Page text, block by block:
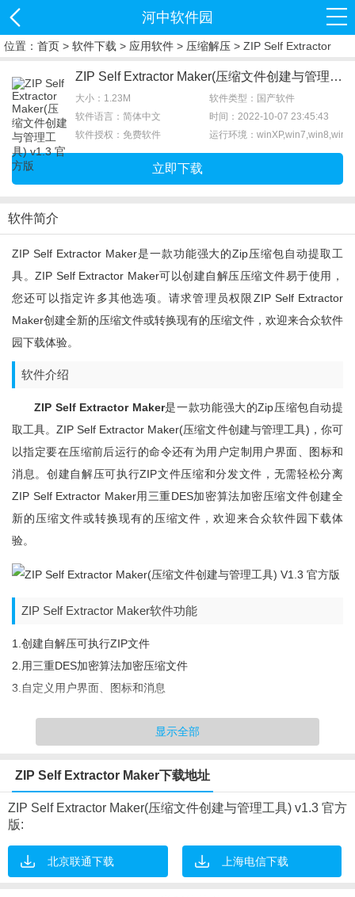
河中软件园
位置： 首页 > 软件下载 > 应用软件 > 压缩解压 > ZIP Self Extractor
ZIP Self Extractor Maker(压缩文件创建与管理工具) v1.3 官方版
大小：1.23M
软件类型：国产软件
软件语言：简体中文
时间：2022-10-07 23:45:43
软件授权：免费软件
运行环境：
立即下载
软件简介
ZIP Self Extractor Maker是一款功能强大的zip压缩包自动提取工
具。ZIP Self Extractor Maker可以创建自解压压缩文件易于使用，
您还可以指定许多其他选项。请求管理员权限ZIP Self Extractor
Maker创建全新的压缩文件或转换现有的压缩文件，欢迎来合众软件
园下载体验。
软件介绍
ZIP Self Extractor Maker是一款功能强大的zip压缩包自动提
取工具。ZIP Self Extractor Maker(压缩文件创建与管理工具)，你可
以指定要在压缩前后运行的命令还有为用户定制用户界面、图标和
消息。创建自解压可执行ZIP文件压缩和分发文件，无需轻松分离
ZIP Self Extractor Maker用三重DES加密算法加密压缩文件创建全
新的压缩文件或转换现有的压缩文件，欢迎来合众软件园下载体
验。
ZIP Self Extractor Maker软件功能
1.创建自解压可执行ZIP文件
2.用三重DES加密算法加密压缩文件
3.自定义用户界面、图标和消息
1.创建全新的压缩文件或转换现有的压缩文件
2.压缩和分发文件，无需轻松分离
4.用密码保护压缩可执行文件
5.自动解压到解压文件夹
显示全部
ZIP Self Extractor Maker下载地址
ZIP Self Extractor Maker(压缩文件创建与管理工具) v1.3 官方
版:
北京联通下载 上海电信下载